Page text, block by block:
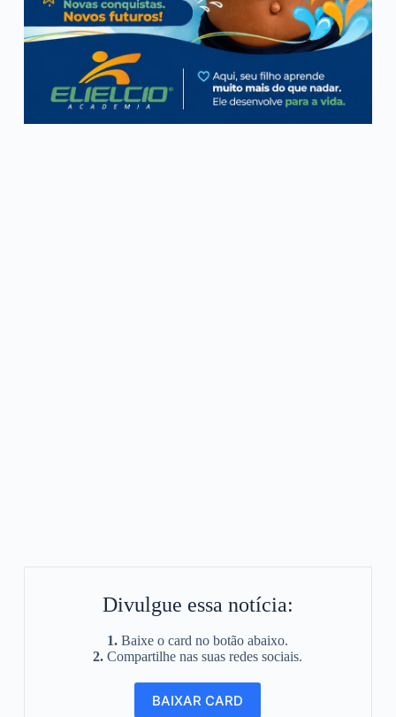
Divulgue essa notícia:
1. Baixe o card no botão abaixo.
2. Compartilhe nas suas redes sociais.